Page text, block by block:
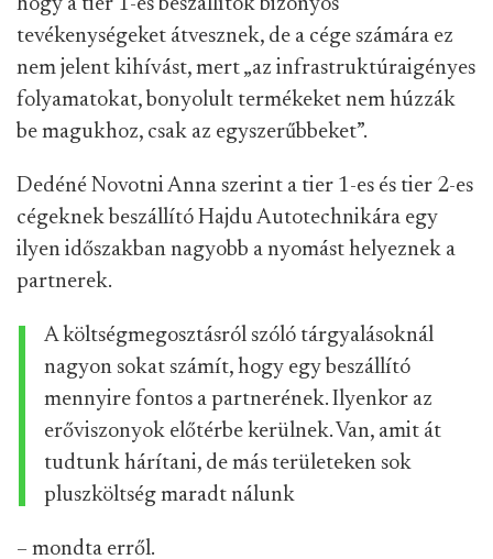
hogy a tier 1-es beszállítók bizonyos
tevékenységeket átvesznek, de a cége számára ez
nem jelent kihívást, mert „az infrastruktúraigényes
folyamatokat, bonyolult termékeket nem húzzák
be magukhoz, csak az egyszerűbbeket”.
Dedéné Novotni Anna szerint a tier 1-es és tier 2-es
cégeknek beszállító Hajdu Autotechnikára egy
ilyen időszakban nagyobb a nyomást helyeznek a
partnerek.
A költségmegosztásról szóló tárgyalásoknál
nagyon sokat számít, hogy egy beszállító
mennyire fontos a partnerének. Ilyenkor az
erőviszonyok előtérbe kerülnek. Van, amit át
tudtunk hárítani, de más területeken sok
pluszköltség maradt nálunk
– mondta erről.